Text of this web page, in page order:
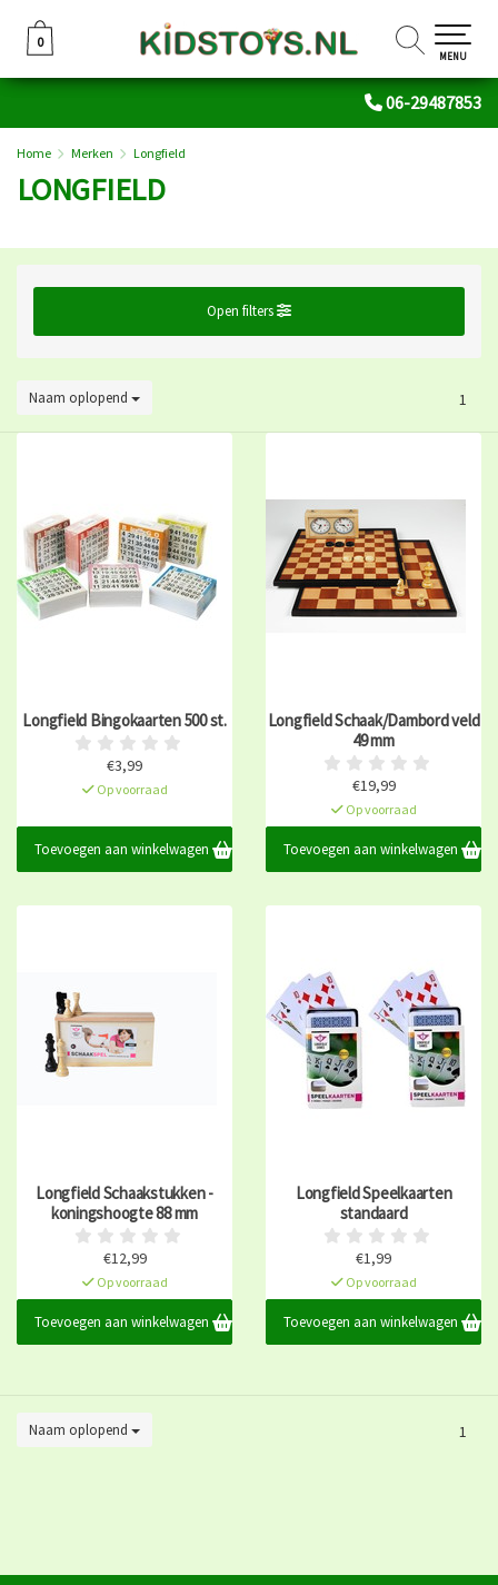
06-29487853
0
0
MENU
Home Merken Longfield
LONGFIELD
Open filters
Naam oplopend 1
Longfield Bingokaarten 500 st.
€3,99
Op voorraad
Toevoegen aan winkelwagen
Longfield Schaak/Dambord veld
49 mm
€19,99
Op voorraad
Toevoegen aan winkelwagen
Longfield Schaakstukken -
koningshoogte 88 mm
€12,99
Op voorraad
Toevoegen aan winkelwagen
Longfield Speelkaarten
standaard
€1,99
Op voorraad
Toevoegen aan winkelwagen
Naam oplopend 1